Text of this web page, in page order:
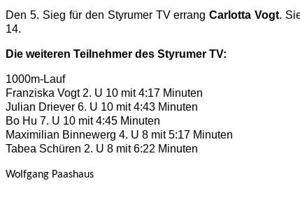
Den 5. Sieg für den Styrumer TV errangCarlotta Vogt.
14.
Die weiteren Teilnehmer des Styrumer TV:
1000m-Lauf
Franziska Vogt 2. U 10 mit 4:17 Minuten
Julian Driever 6. U 10 mit 4:43 Minuten
Bo Hu 7. U 10 mit 4:45 Minuten
Maximilian Binnewerg 4. U 8 mit 5:17 Minuten
Tabea Schüren 2. U 8 mit 6:22 Minuten
Wolfgang Paashaus